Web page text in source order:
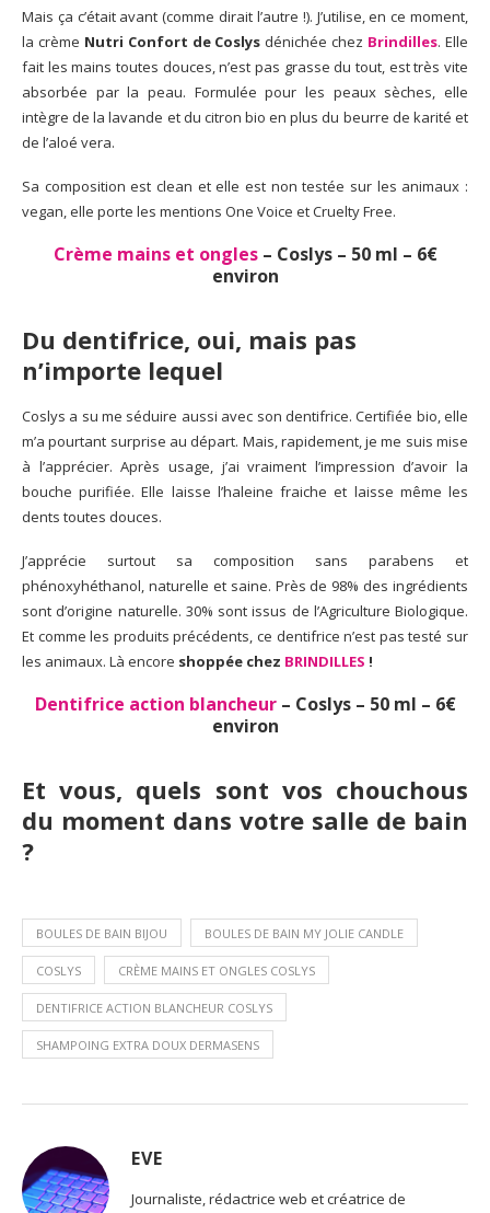
Mais ça c’était avant (comme dirait l’autre !). J’utilise, en ce moment,
la crème Nutri Confort de Coslys dénichée chez Brindilles. Elle
fait les mains toutes douces, n’est pas grasse du tout, est très vite
absorbée par la peau. Formulée pour les peaux sèches, elle
intègre de la lavande et du citron bio en plus du beurre de karité et
de l’aloé vera.
Sa composition est clean et elle est non testée sur les animaux :
vegan, elle porte les mentions One Voice et Cruelty Free.
Crème mains et ongles– Coslys – 50 ml – 6€
environ
Du dentifrice, oui, mais pas
n’importe lequel
Coslys a su me séduire aussi avec son dentifrice. Certifiée bio, elle
m’a pourtant surprise au départ. Mais, rapidement, je me suis mise
à l’apprécier. Après usage, j’ai vraiment l’impression d’avoir la
bouche purifiée. Elle laisse l’haleine fraiche et laisse même les
dents toutes douces.
J’apprécie surtout sa composition sans parabens et
phénoxyhéthanol, naturelle et saine. Près de 98% des ingrédients
sont d’origine naturelle. 30% sont issus de l’Agriculture Biologique.
Et comme les produits précédents, ce dentifrice n’est pas testé sur
les animaux. Là encore shoppée chez BRINDILLES !
Dentifrice action blancheur– Coslys – 50 ml – 6€
environ
Et vous, quels sont vos chouchous
du moment dans votre salle de bain
?
BOULES DE BAIN BIJOU BOULES DE BAIN MY JOLIE CANDLE
COSLYS CRÈME MAINS ET ONGLES COSLYS
DENTIFRICE ACTION BLANCHEUR COSLYS
SHAMPOING EXTRA DOUX DERMASENS
EVE
Journaliste, rédactrice web et créatrice de